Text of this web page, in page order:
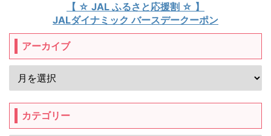
【 ☆ JAL ふるさと応援割 ☆ 】
JALダイナミック バースデークーポン
アーカイブ
カテゴリー